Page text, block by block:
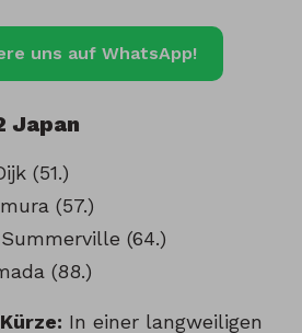
uns auf WhatsApp!
Japan
(51.)
(57.)
(64.)
(88.)
In einer langweiligen